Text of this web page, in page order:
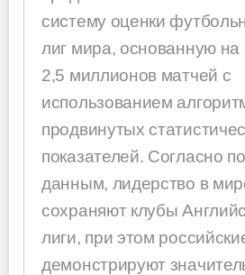
систему оценки
лиг мира, основанную на
2,5 миллионов матчей с
использованием
продвинутых
показателей. Согласно
данным, лидерство в
сохраняют клубы
лиги, при этом
демонстрируют